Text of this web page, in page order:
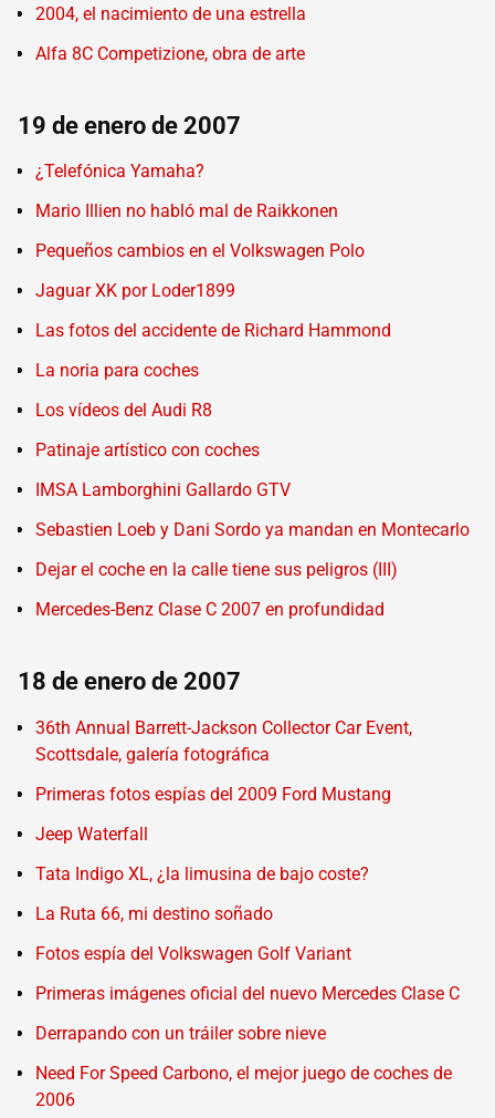
2004, el nacimiento de una estrella
Alfa 8C Competizione, obra de arte
19 de enero de 2007
¿Telefónica Yamaha?
Mario Illien no habló mal de Raikkonen
Pequeños cambios en el Volkswagen Polo
Jaguar XK por Loder1899
Las fotos del accidente de Richard Hammond
La noria para coches
Los vídeos del Audi R8
Patinaje artístico con coches
IMSA Lamborghini Gallardo GTV
Sebastien Loeb y Dani Sordo ya mandan en Montecarlo
Dejar el coche en la calle tiene sus peligros (III)
Mercedes-Benz Clase C 2007 en profundidad
18 de enero de 2007
36th Annual Barrett-Jackson Collector Car Event,
Scottsdale, galería fotográfica
Primeras fotos espías del 2009 Ford Mustang
Jeep Waterfall
Tata Indigo XL, ¿la limusina de bajo coste?
La Ruta 66, mi destino soñado
Fotos espía del Volkswagen Golf Variant
Primeras imágenes oficial del nuevo Mercedes Clase C
Derrapando con un tráiler sobre nieve
Need For Speed Carbono, el mejor juego de coches de
2006